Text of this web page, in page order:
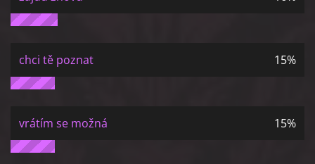
chci tě poznat 15%
vrátím se možná 15%